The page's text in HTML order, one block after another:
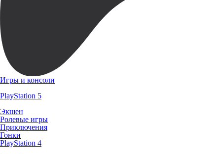
Игры и консоли
PlayStation 5
Экшен
Ролевые игры
Приключения
Гонки
PlayStation 4